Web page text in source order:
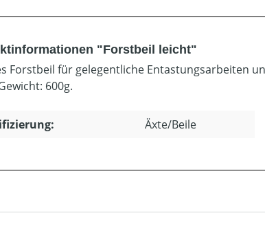
"Forstbeil leicht"
Forstbeil für gelegentliche Entastungsarbeiten
600g.
Äxte/Beile